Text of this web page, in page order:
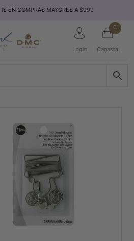
EN COMPRAS MAYORES A $999
Login
0
Canasta